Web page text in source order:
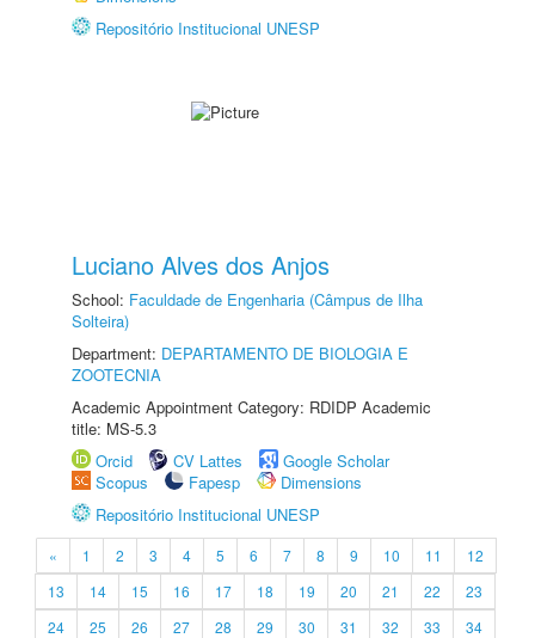
Repositório Institucional UNESP
Luciano Alves dos Anjos
School: Faculdade de Engenharia (Câmpus de Ilha
Solteira)
Department: DEPARTAMENTO DE BIOLOGIA E
ZOOTECNIA
Academic Appointment Category: RDIDP Academic
title: MS-5.3
Orcid
CV Lattes
Google Scholar
Scopus
Fapesp
Dimensions
Repositório Institucional UNESP
« 1 2 3 4 5 6 7 8 9 10 11
12
13
14 15 16 17 18 19 20 21 22
23
24
25 26 27 28 29 30 31 32 33
34